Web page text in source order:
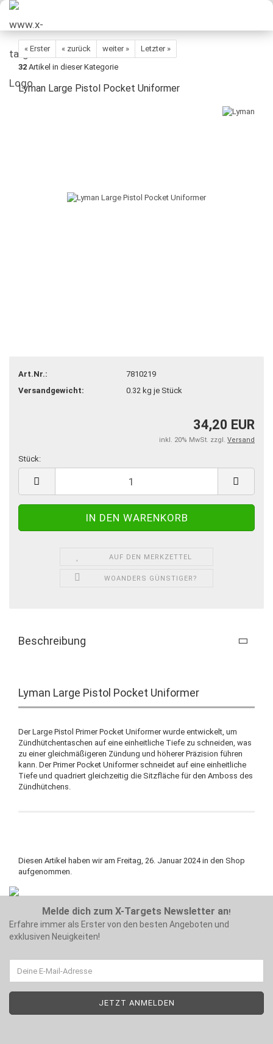
« Erster « zurück weiter »
Letzter »
32 Artikel in dieser Kategorie
Lyman Large Pistol Pocket Uniformer
Art.Nr.:
‎7810219
Versandgewicht:
0.32 kg je Stück
34,20 EUR
inkl. 20% MwSt. zzgl. Versand
Stück:
Stück
AUF DEN MERKZETTEL
WOANDERS GÜNSTIGER?
Beschreibung
Lyman Large Pistol Pocket Uniformer
Der Large Pistol Primer Pocket Uniformer wurde entwickelt, um
Zündhütchentaschen auf eine einheitliche Tiefe zu schneiden, was
zu einer gleichmäßigeren Zündung und höherer Präzision führen
kann. Der Primer Pocket Uniformer schneidet auf eine einheitliche
Tiefe und quadriert gleichzeitig die Sitzfläche für den Amboss des
Zündhütchens.
Diesen Artikel haben wir am Freitag, 26. Januar 2024 in den Shop
aufgenommen.
Melde dich zum X-Targets Newsletter an!
Erfahre immer als Erster von den besten Angeboten und
exklusiven Neuigkeiten!